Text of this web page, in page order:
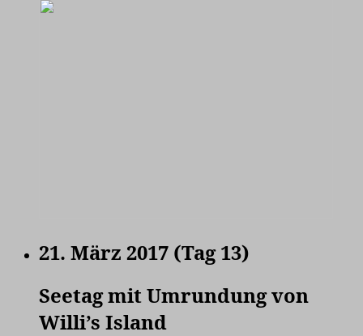
21. März 2017 (Tag 13)
Seetag mit Umrundung von
Willi’s Island